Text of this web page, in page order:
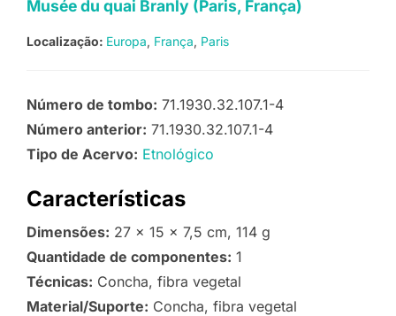
Musée du quai Branly (Paris, França)
Localização: Europa França Paris
Número de tombo: 71.1930.32.107.1-4
Número anterior: 71.1930.32.107.1-4
Tipo de Acervo: Etnológico
Características
Dimensões: 27 x 15 x 7,5 cm, 114 g
Quantidade de componentes: 1
Técnicas: Concha, fibra vegetal
Material/Suporte: Concha, fibra vegetal